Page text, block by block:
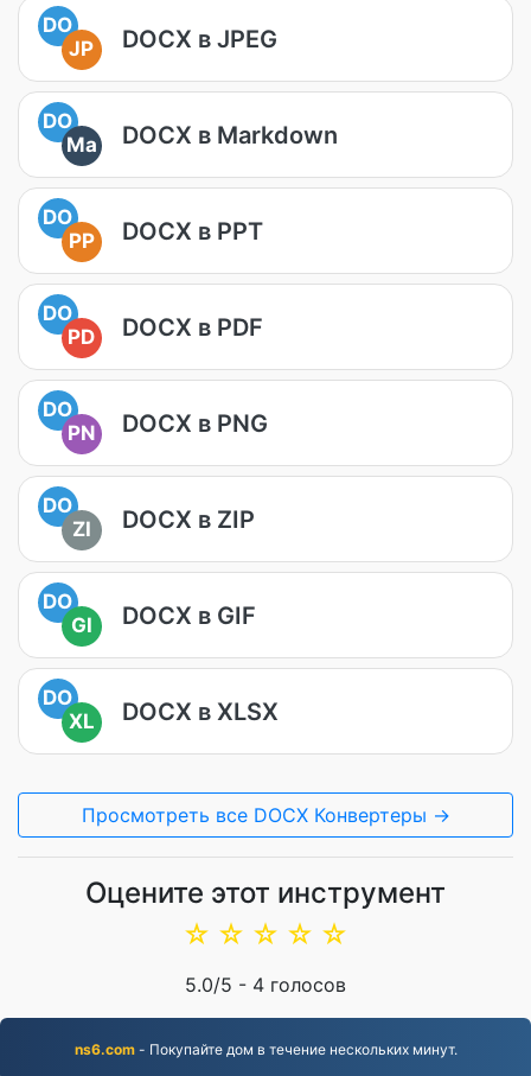
DO
JP
DOCX в JPEG
DO
Ma
DOCX в Markdown
DO
PP
DOCX в PPT
DO
PD
DOCX в PDF
DO
PN
DOCX в PNG
DO
ZI
DOCX в ZIP
DO
GI
DOCX в GIF
DO
XL
DOCX в XLSX
Просмотреть все DOCX Конвертеры →
Оцените этот инструмент
☆
☆
☆
☆
☆
5.0/5 - 4 голосов
ns6.com- Покупайте дом в течение нескольких минут.